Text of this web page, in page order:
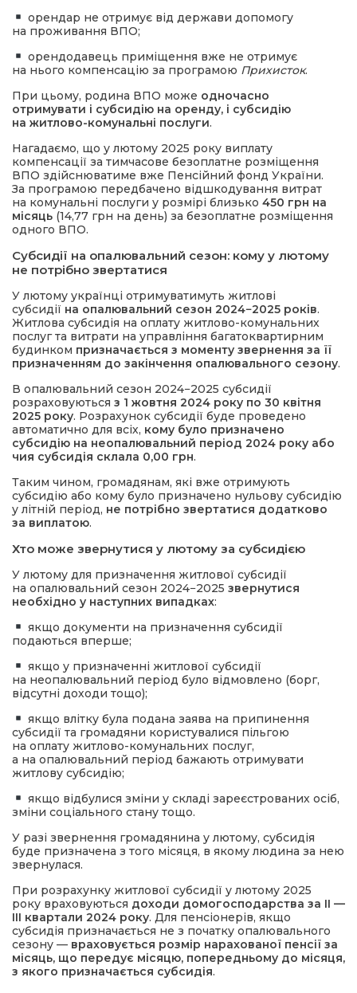
орендар не отримує від держави допомогу
на проживання ВПО;
орендодавець приміщення вже не отримує
на нього компенсацію за програмою Прихисток.
При цьому, родина ВПО може одночасно
отримувати і субсидію на оренду, і субсидію
на житлово-комунальні послуги.
Нагадаємо, що у лютому 2025 року виплату
компенсації за тимчасове безоплатне розміщення
ВПО здійснюватиме вже Пенсійний фонд України.
За програмою передбачено відшкодування витрат
на комунальні послуги у розмірі близько 450 грн на
місяць (14,77 грн на день) за безоплатне розміщення
одного ВПО.
Субсидії на опалювальний сезон: кому у лютому
не потрібно звертатися
У лютому українці отримуватимуть житлові
субсидії на опалювальний сезон 2024−2025 років.
Житлова субсидія на оплату житлово-комунальних
послуг та витрати на управління багатоквартирним
будинком призначається з моменту звернення за її
призначенням до закінчення опалювального сезону.
В опалювальний сезон 2024−2025 субсидії
розраховуються з 1 жовтня 2024 року по 30 квітня
2025 року. Розрахунок субсидії буде проведено
автоматично для всіх, кому було призначено
субсидію на неопалювальний період 2024 року або
чия субсидія склала 0,00 грн.
Таким чином, громадянам, які вже отримують
субсидію або кому було призначено нульову субсидію
у літній період, не потрібно звертатися додатково
за виплатою.
Хто може звернутися у лютому за субсидією
У лютому для призначення житлової субсидії
на опалювальний сезон 2024−2025 звернутися
необхідно у наступних випадках:
якщо документи на призначення субсидії
подаються вперше;
якщо у призначенні житлової субсидії
на неопалювальний період було відмовлено (борг,
відсутні доходи тощо);
якщо влітку була подана заява на припинення
субсидії та громадяни користувалися пільгою
на оплату житлово-комунальних послуг,
а на опалювальний період бажають отримувати
житлову субсидію;
якщо відбулися зміни у складі зареєстрованих осіб,
зміни соціального стану тощо.
У разі звернення громадянина у лютому, субсидія
буде призначена з того місяця, в якому людина за нею
звернулася.
При розрахунку житлової субсидії у лютому 2025
року враховуються доходи домогосподарства за II —
III квартали 2024 року. Для пенсіонерів, якщо
субсидія призначається не з початку опалювального
сезону — враховується розмір нарахованої пенсії за
місяць, що передує місяцю, попередньому до місяця,
з якого призначається субсидія.